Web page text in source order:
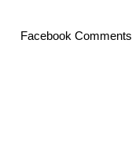
Facebook Comments